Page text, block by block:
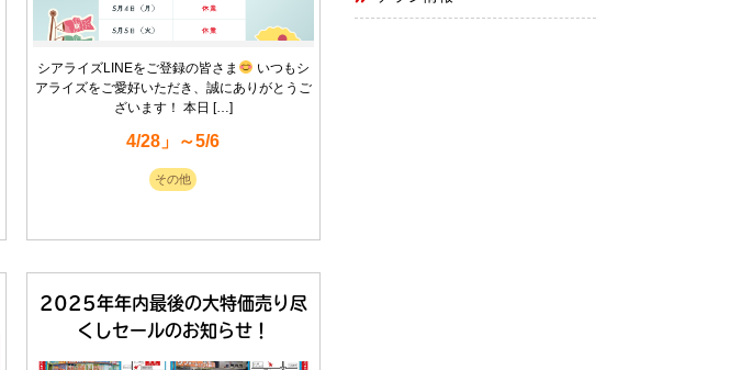
シアライズLINEをご登録の皆さま
いつもシ
アライズをご愛好いただき、誠にありがとうご
ざいます！ 本日 […]
4/28」～5/6
その他
2025年年内最後の大特価売り尽
くしセールのお知らせ！